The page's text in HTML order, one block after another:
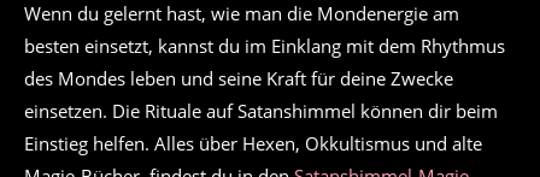
Wenn du gelernt hast, wie man die Mondenergie am
besten einsetzt, kannst du im Einklang mit dem Rhythmus
des Mondes leben und seine Kraft für deine Zwecke
einsetzen. Die Rituale auf Satanshimmel können dir beim
Einstieg helfen. Alles über Hexen, Okkultismus und alte